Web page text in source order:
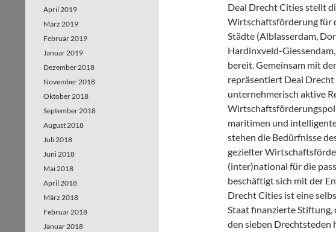
Deal Drecht Cities stellt
Wirtschaftsförderung für
Städte (Alblasserdam,
Hardinxveld-
bereit. Gemeinsam mit
repräsentiert Deal
unternehmerisch aktive
maritimen und
stehen die Bedürfnisse
gezielter
(inter)national für die
beschäftigt sich mit der
Drecht Cities ist eine
Staat finanzierte Stiftung,
den sieben Drechtsteden
April 2019
März 2019
Februar 2019
Januar 2019
Dezember 2018
November 2018
Oktober 2018
September 2018
August 2018
Juli 2018
Juni 2018
Mai 2018
April 2018
März 2018
Februar 2018
Januar 2018